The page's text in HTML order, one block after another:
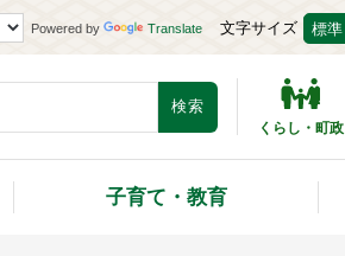
Powered by Translate 文字サイズ 標準
くらし・町政
子育て・教育